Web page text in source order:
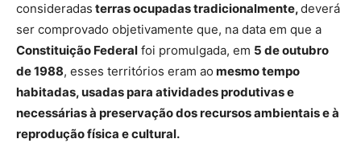
consideradas terras ocupadas tradicionalmente,deverá
ser comprovado objetivamente que, na data em que a
Constituição Federal foi promulgada, em 5 de outubro
de 1988, esses territórios eram ao mesmo tempo
habitadas, usadas para atividades produtivas e
necessárias à preservação dos recursos ambientais e à
reprodução física e cultural.